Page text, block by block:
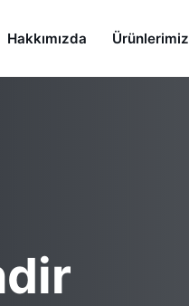
Hakkımızda Ürünlerimiz